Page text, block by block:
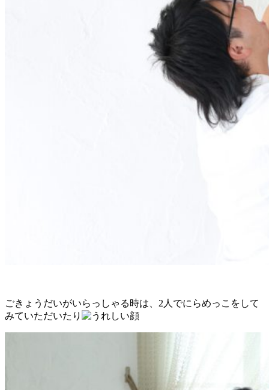
ごきょうだいがいらっしゃる時は、2人でにらめっこをして
みていただいたり